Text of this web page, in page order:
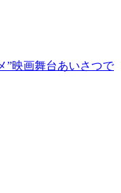
映画舞台あいさつで